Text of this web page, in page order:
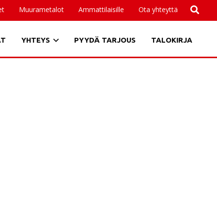
Muurametalot Ammattilaisille Ota yhteyttä
YHTEYS PYYDÄ TARJOUS TALOKIRJA